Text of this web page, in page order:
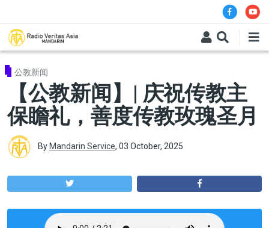
公教新闻
【公教新闻】| 庆祝传教主
保瞻礼，善度传教玫瑰圣月
By Mandarin Service, 03 October, 2025